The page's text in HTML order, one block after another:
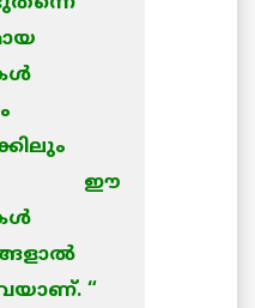
ഈ
“